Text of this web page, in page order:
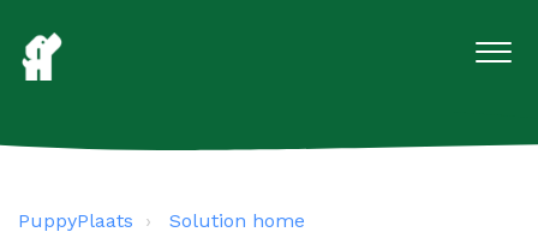
PuppyPlaats
Solution home